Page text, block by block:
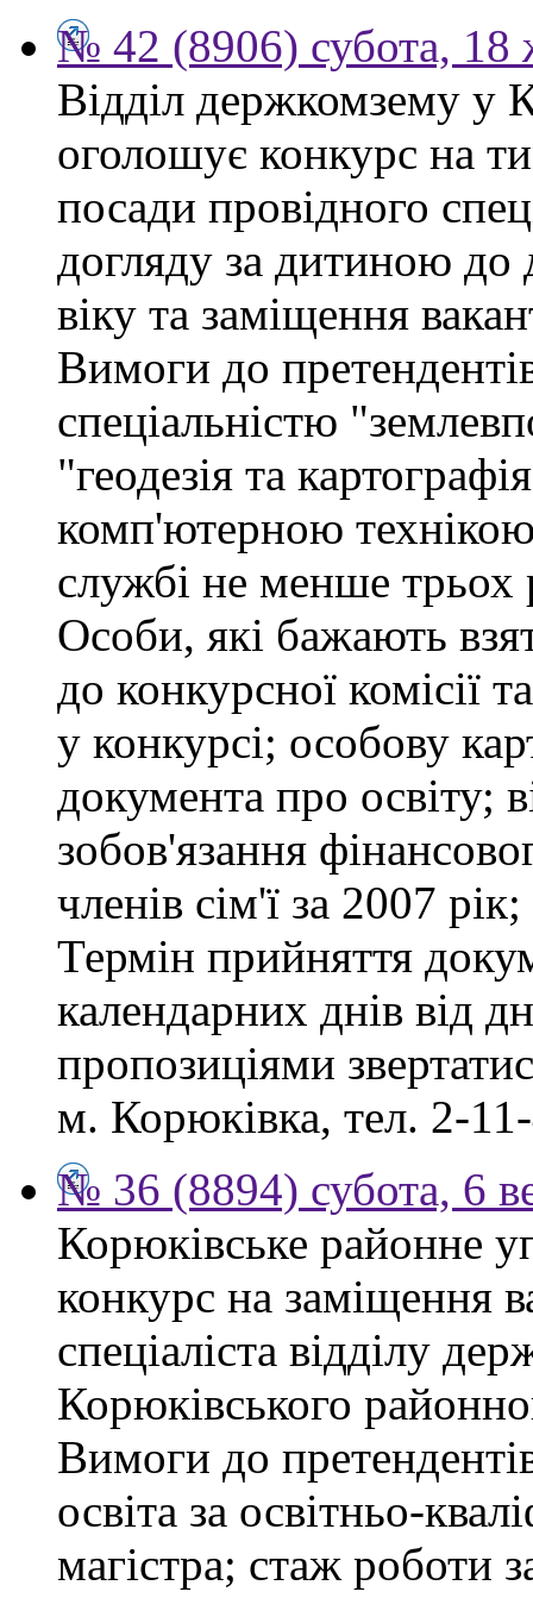
№ 42 (8906) субота, 18
Відділ держкомзему у
оголошує конкурс на
посади провідного
догляду за дитиною до
віку та заміщення
Вимоги до
спеціальністю
"геодезія та
комп'ютерною
службі не менше трьох
Особи, які бажають
до конкурсної комісії
у конкурсі; особову
документа про освіту;
зобов'язання
членів сім'ї за 2007
Термін прийняття
календарних днів від
пропозиціями
м. Корюківка, тел. 2-
№ 36 (8894) субота, 6
Корюківське районне
конкурс на заміщення
спеціаліста відділу
Корюківського
Вимоги до
освіта за освітньо-
магістра; стаж роботи